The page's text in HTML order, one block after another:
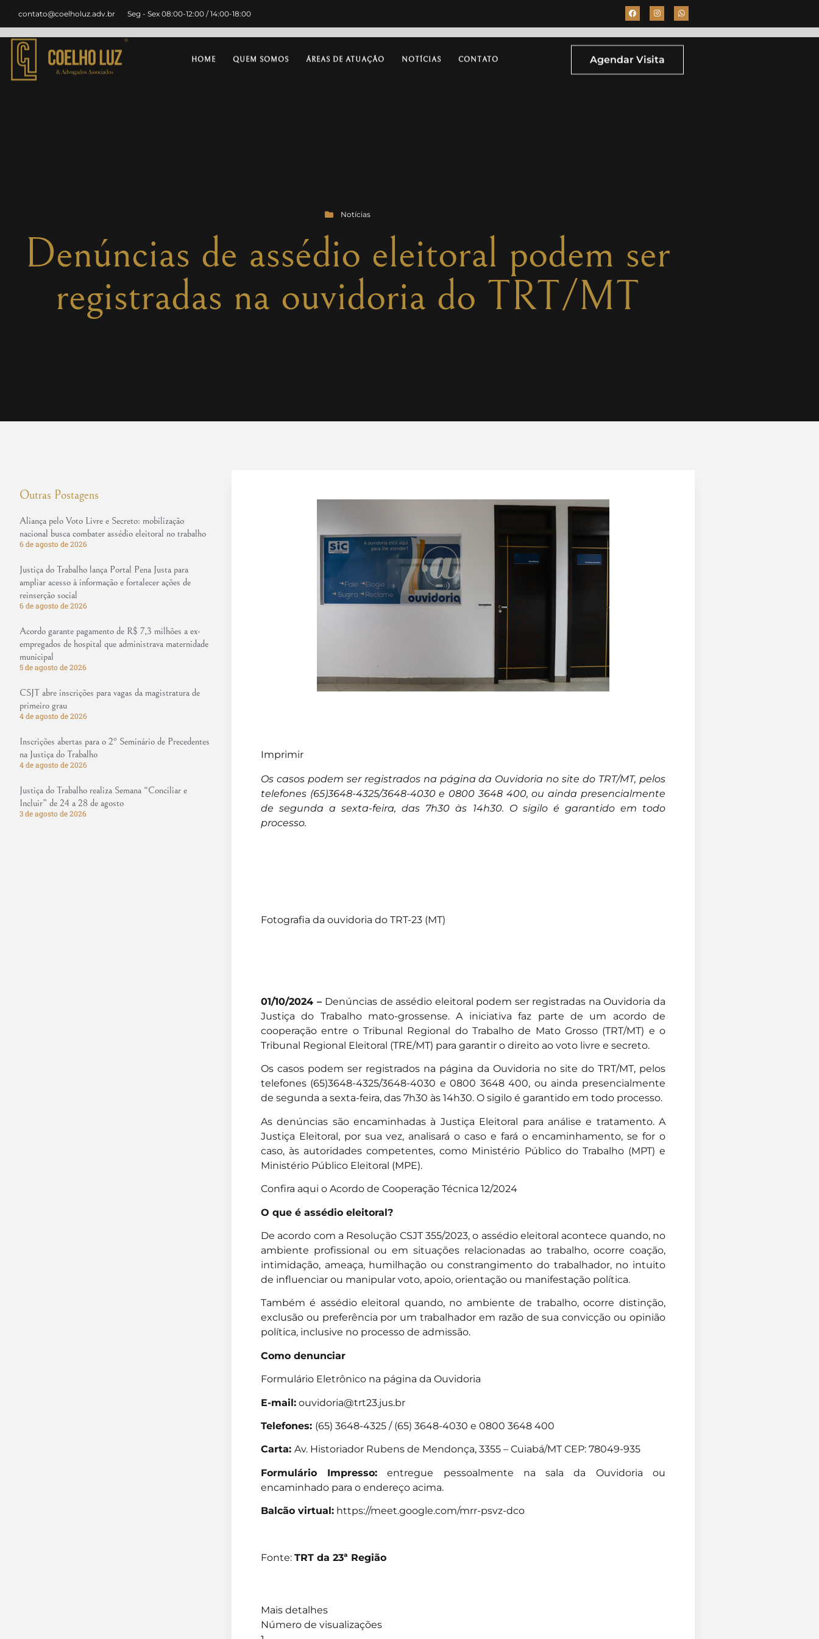
contato@coelholuz.adv.br Seg - Sex 08:00-12:00 / 14:00-18:00
HOME QUEM SOMOS ÁREAS DE ATUAÇÃO NOTÍCIAS CONTATO Agendar Visita
Notícias
Denúncias de assédio eleitoral podem ser
registradas na ouvidoria do TRT/MT
Outras Postagens
Aliança pelo Voto Livre e Secreto: mobilização
nacional busca combater assédio eleitoral no trabalho
6 de agosto de 2026
Justiça do Trabalho lança Portal Pena Justa para
ampliar acesso à informação e fortalecer ações de
reinserção social
6 de agosto de 2026
Acordo garante pagamento de R$ 7,3 milhões a ex-
empregados de hospital que administrava maternidade
municipal
5 de agosto de 2026
CSJT abre inscrições para vagas da magistratura de
primeiro grau
4 de agosto de 2026
Inscrições abertas para o 2º Seminário de Precedentes
na Justiça do Trabalho
4 de agosto de 2026
Justiça do Trabalho realiza Semana “Conciliar e
Incluir” de 24 a 28 de agosto
3 de agosto de 2026
Imprimir
Os casos podem ser registrados na página da Ouvidoria no site do TRT/MT, pelos
telefones (65)3648-4325/3648-4030 e 0800 3648 400, ou ainda presencialmente
de segunda a sexta-feira, das 7h30 às 14h30. O sigilo é garantido em todo
processo.
Fotografia da ouvidoria do TRT-23 (MT)
01/10/2024 – Denúncias de assédio eleitoral podem ser registradas na Ouvidoria da
Justiça do Trabalho mato-grossense. A iniciativa faz parte de um acordo de
cooperação entre o Tribunal Regional do Trabalho de Mato Grosso (TRT/MT) e o
Tribunal Regional Eleitoral (TRE/MT) para garantir o direito ao voto livre e secreto.
Os casos podem ser registrados na página da Ouvidoria no site do TRT/MT, pelos
telefones (65)3648-4325/3648-4030 e 0800 3648 400, ou ainda presencialmente
de segunda a sexta-feira, das 7h30 às 14h30. O sigilo é garantido em todo processo.
As denúncias são encaminhadas à Justiça Eleitoral para análise e tratamento. A
Justiça Eleitoral, por sua vez, analisará o caso e fará o encaminhamento, se for o
caso, às autoridades competentes, como Ministério Público do Trabalho (MPT) e
Ministério Público Eleitoral (MPE).
Confira aqui o Acordo de Cooperação Técnica 12/2024
O que é assédio eleitoral?
De acordo com a Resolução CSJT 355/2023, o assédio eleitoral acontece quando, no
ambiente profissional ou em situações relacionadas ao trabalho, ocorre coação,
intimidação, ameaça, humilhação ou constrangimento do trabalhador, no intuito
de influenciar ou manipular voto, apoio, orientação ou manifestação política.
Também é assédio eleitoral quando, no ambiente de trabalho, ocorre distinção,
exclusão ou preferência por um trabalhador em razão de sua convicção ou opinião
política, inclusive no processo de admissão.
Como denunciar
Formulário Eletrônico na página da Ouvidoria
E-mail: ouvidoria@trt23.jus.br
Telefones: (65) 3648-4325 / (65) 3648-4030 e 0800 3648 400
Carta: Av. Historiador Rubens de Mendonça, 3355 – Cuiabá/MT CEP: 78049-935
Formulário Impresso: entregue pessoalmente na sala da Ouvidoria ou
encaminhado para o endereço acima.
Balcão virtual: https://meet.google.com/mrr-psvz-dco
Fonte: TRT da 23ª Região
Mais detalhes
Número de visualizações